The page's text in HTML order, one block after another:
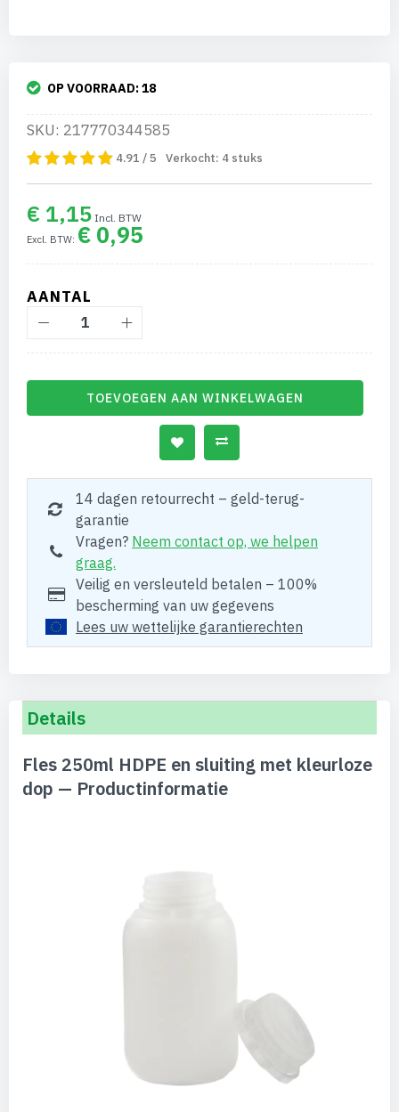
OP VOORRAAD:18
SKU: 217770344585
4.91 / 5 Verkocht: 4 stuks
€ 1,15
€ 0,95
AANTAL
TOEVOEGEN AAN WINKELWAGEN
14 dagen retourrecht – geld-terug-
garantie
Vragen? Neem contact op, we helpen
graag.
Veilig en versleuteld betalen – 100%
bescherming van uw gegevens
Lees uw wettelijke garantierechten
Details
Fles 250ml HDPE en sluiting met kleurloze
dop — Productinformatie